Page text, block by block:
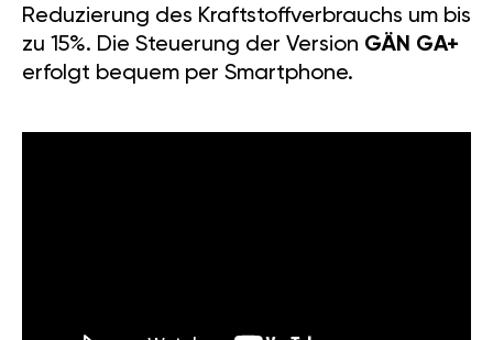
Reduzierung des Kraftstoffverbrauchs um bis
zu 15%. Die Steuerung der Version GÄN GA+
erfolgt bequem per Smartphone.